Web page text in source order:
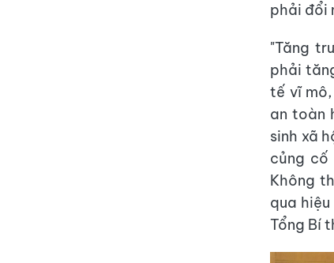
phải đổi
"Tăng
phải
tế vĩ
an toàn
sinh xã
củng cố
Không
qua
Tổng Bí